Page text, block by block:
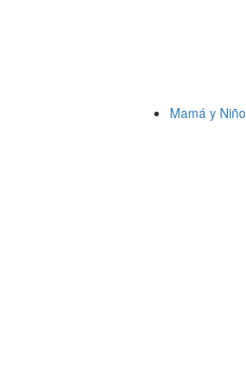
Mamá y Niño